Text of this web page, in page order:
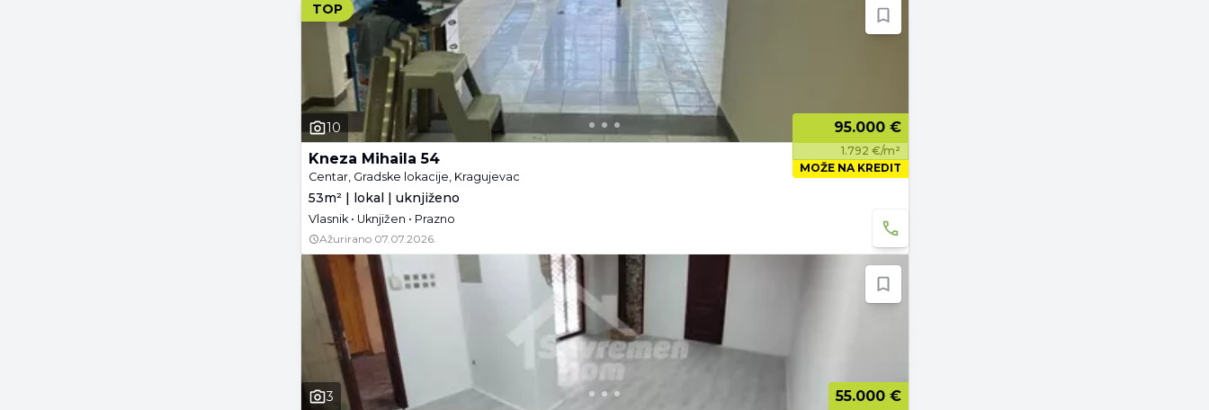
TOP
10 95.000 €
1.792 €/m²
MOŽE NA KREDIT
Kneza Mihaila 54
Centar, Gradske lokacije, Kragujevac
53m² | lokal | uknjiženo
Vlasnik • Uknjižen • Prazno
Ažurirano 07.07.2026.
3 55.000 €